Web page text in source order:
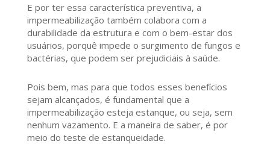
E por ter essa característica preventiva, a
impermeabilização também colabora com a
durabilidade da estrutura e com o bem-estar dos
usuários, porquê impede o surgimento de fungos e
bactérias, que podem ser prejudiciais à saúde.
Pois bem, mas para que todos esses benefícios
sejam alcançados, é fundamental que a
impermeabilização esteja estanque, ou seja, sem
nenhum vazamento. E a maneira de saber, é por
meio do teste de estanqueidade.